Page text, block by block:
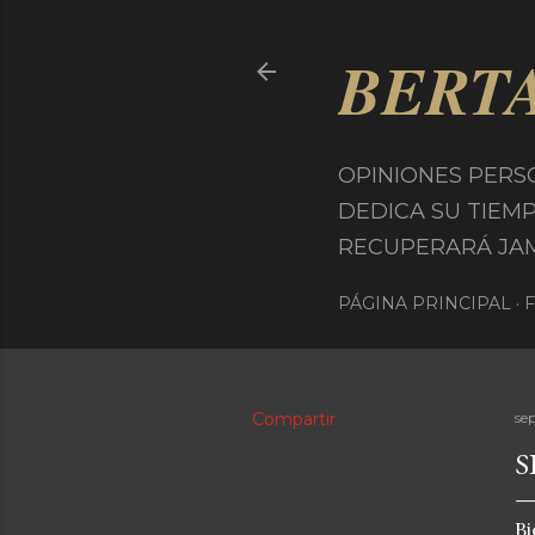
OPINIONES
DEDICA SU
RECUPERARÁ
PÁGINA PRINCIPAL
Compartir